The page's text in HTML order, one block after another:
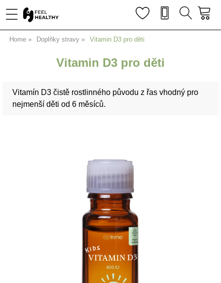
Home Doplňky stravy Vitamin D3 pro děti
Vitamin D3 pro děti
Vitamín D3 čistě rostlinného původu z řas vhodný pro
nejmenší děti od 6 měsíců.